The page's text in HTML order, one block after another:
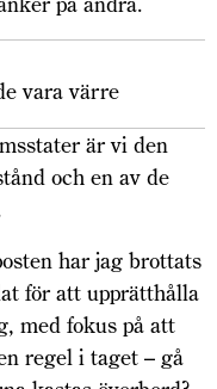
vara värre
är vi den
och en av de
har jag brottats
för att upprätthålla
med fokus på att
regel i taget – gå